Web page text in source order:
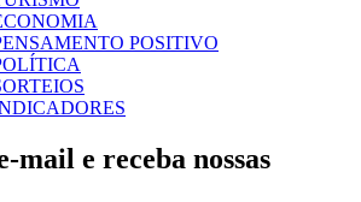
POSITIVO
mail e receba nossas